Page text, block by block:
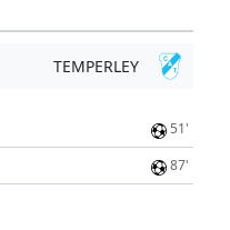
TEMPERLEY
51'
87'